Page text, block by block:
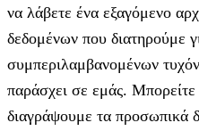
να λάβετε ένα εξαγόμενο
δεδομένων που διατηρούμε
συμπεριλαμβανομένων
παράσχει σε εμάς. Μπορείτε
διαγράψουμε τα προσωπικά